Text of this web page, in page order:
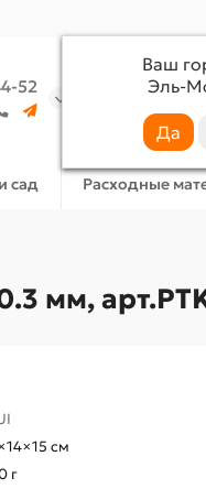
Ваш
Эль-
52
Аккаунт
сад Расходные
мм,
см
г